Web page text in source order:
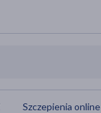
Szczepienia online